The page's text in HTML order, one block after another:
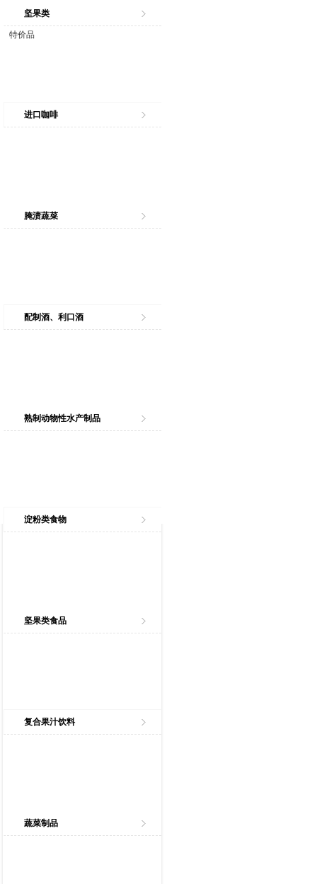
坚果类
特价品
进口咖啡
腌渍蔬菜
配制酒、利口酒
熟制动物性水产制品
淀粉类食物
坚果类食品
复合果汁饮料
蔬菜制品